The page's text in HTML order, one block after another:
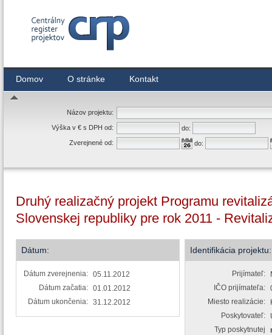
Domov O stránke Kontakt
Názov projektu:
Výška v € s DPH od:
do:
Zverejnené od:
do:
Druhý realizačný projekt Programu
Slovenskej republiky pre rok 2011 -
Dátum:
Dátum zverejnenia: 05.11.2012
Dátum začatia: 01.01.2012
Dátum ukončenia: 31.12.2012
Identifikácia projektu:
Prijímateľ:
IČO prijímateľa:
Miesto realizácie:
Poskytovateľ:
Typ poskytnutej